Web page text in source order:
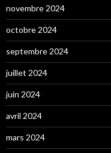
novembre 2024
octobre 2024
septembre 2024
juillet 2024
juin 2024
avril 2024
mars 2024